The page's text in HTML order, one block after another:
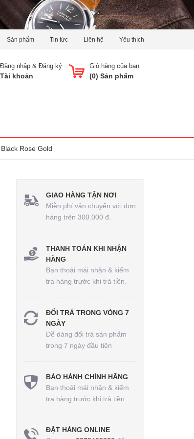
Sản phẩm Tin tức Liên hệ Yêu thích
Giỏ hàng của bạn
(0) Sản phẩm
Đăng nhập & Đăng ký
Tài khoản
Rose Gold
GIAO HÀNG TẬN NƠI
Miễn phí vận chuyển với đơn
hàng trên 300.000 đ.
THANH TOÁN KHI NHẬN
HÀNG
Bạn thoải mái nhận & kiểm
tra hàng trước khi trả tiền.
ĐỔI TRẢ TRONG VÒNG 7
NGÀY
Dễ dàng đổi trả sản phẩm
trong 7 ngày đầu tiên
BẢO HÀNH CHÍNH HÃNG
Bạn thoải mái nhận & kiểm
tra hàng trước khi trả tiền.
ĐẶT HÀNG ONLINE